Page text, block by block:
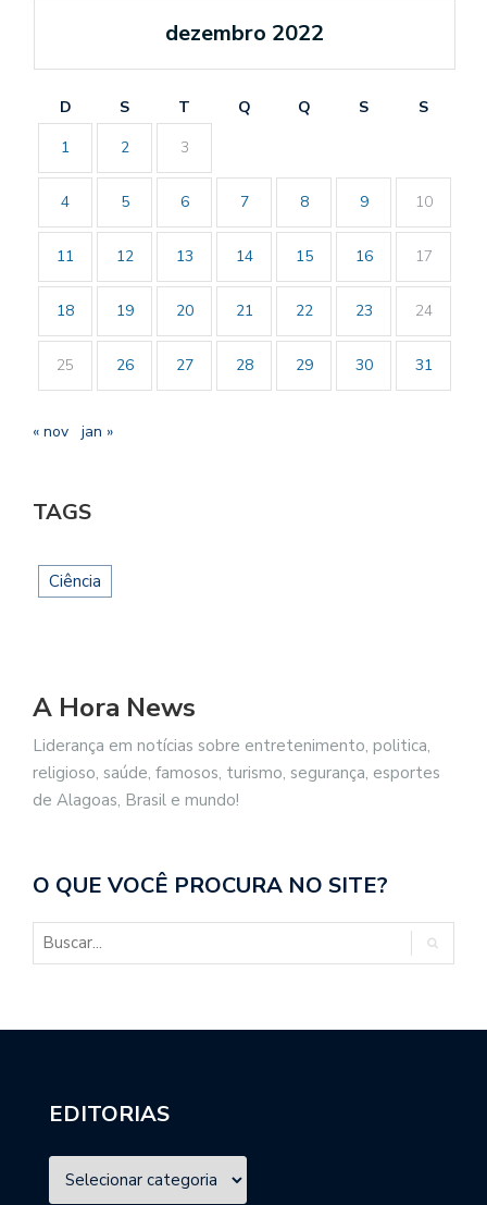
dezembro 2022
D S T Q Q S
S
1
2 3
4 5 6 7 8 9 10
11 12 13 14 15 16 17
18 19 20 21 22 23 24
25 26 27 28 29 30 31
« nov jan »
TAGS
Ciência
A Hora News
Liderança em notícias sobre entretenimento, politica,
religioso, saúde, famosos, turismo, segurança, esportes
de Alagoas, Brasil e mundo!
O QUE VOCÊ PROCURA NO SITE?
EDITORIAS